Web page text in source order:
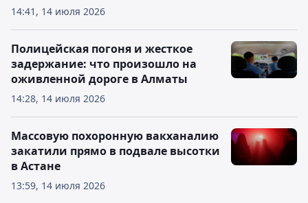
14:41, 14 июля 2026
14:28, 14 июля 2026
Полицейская погоня и жесткое
задержание: что произошло на
оживленной дороге в Алматы
13:59, 14 июля 2026
Массовую похоронную вакханалию
закатили прямо в подвале высотки
в Астане